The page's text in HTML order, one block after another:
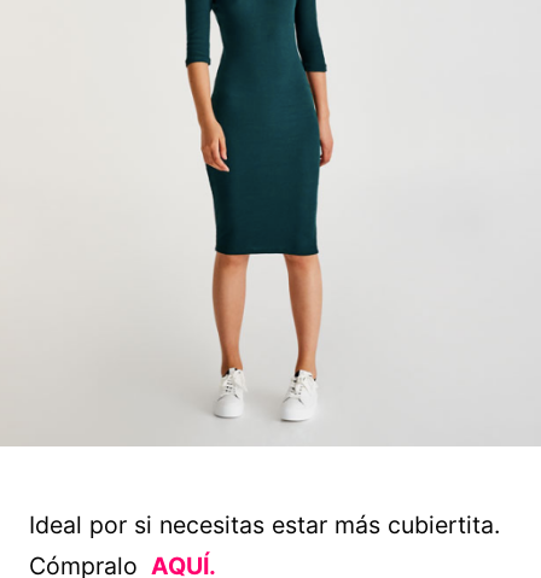
Ideal por si necesitas estar más cubiertita.
Cómpralo AQUÍ.